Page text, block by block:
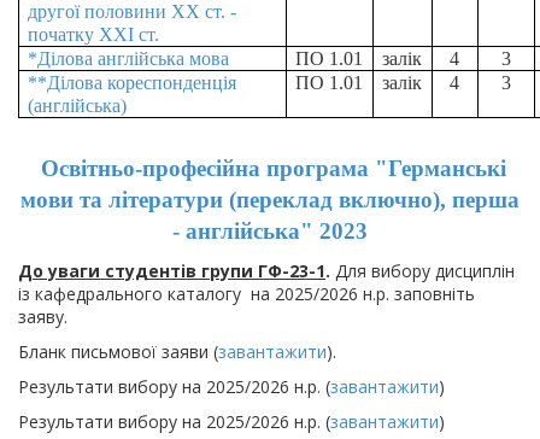
другої половини ХХ ст. -
початку ХХІ ст.
*Ділова англійська мова ПО 1.01 залік 4
3
**Ділова кореспонденція
(англійська)
ПО 1.01 залік 4 3
Освітньо-професійна програма "Германські
мови та літератури (переклад включно), перша
- англійська" 2023
До уваги студентів групи ГФ-23-1. Для вибору дисциплін
із кафедрального каталогу на 2025/2026 н.р. заповніть
заяву.
Бланк письмової заяви (завантажити).
Результати вибору на 2025/2026 н.р. (завантажити)
Результати вибору на 2025/2026 н.р. (завантажити)